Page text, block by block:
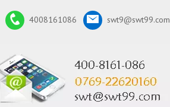
4008161086 swt9@swt99.com